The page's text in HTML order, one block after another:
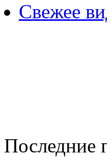
Свежее
Последние